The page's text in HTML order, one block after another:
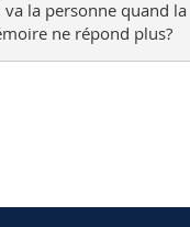
va la personne quand la
ne répond plus?